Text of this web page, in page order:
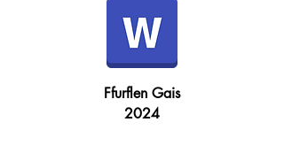
Ffurflen Gais
2024